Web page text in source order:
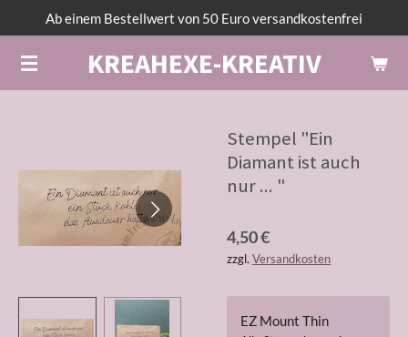
Hauptinhalt
springen
KREAHEXE-KREATIV
Ab einem Bestellwert von 50 Euro versandkostenfrei
Stempel "Ein
Diamant ist auch
nur ... "
4,50 €
zzgl. Versandkosten
EZ Mount Thin